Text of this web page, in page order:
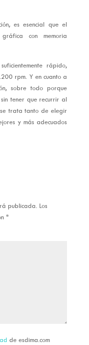
es esencial que el
con memoria
rápido,
rpm. Y en cuanto a
sobre todo porque
tener que recurrir al
se trata tanto de elegir
y más adecuados
publicada. Los
*
de esdima.com